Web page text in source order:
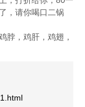
，请你喝口二锅
脖，鸡肝，鸡翅，